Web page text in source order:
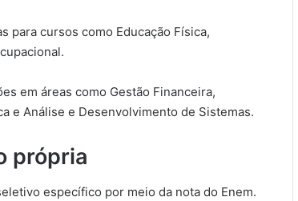
para cursos como Educação Física,
em áreas como Gestão Financeira,
e Análise e Desenvolvimento de Sistemas.
própria
específico por meio da nota do Enem.